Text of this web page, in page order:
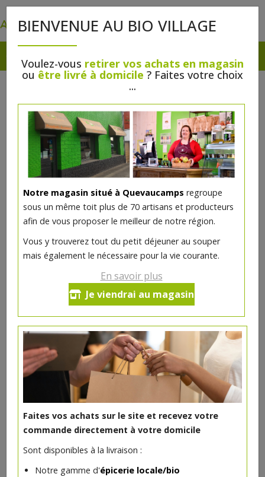
BIENVENUE AU BIO VILLAGE
Voulez-vous retirer vos achats en magasin
ou être livré à domicile ? Faites votre choix
...
Notre magasin situé à Quevaucamps regroupe
sous un même toit plus de 70 artisans et producteurs
afin de vous proposer le meilleur de notre région.
Vous y trouverez tout du petit déjeuner au souper
mais également le nécessaire pour la vie courante.
En savoir plus
Je viendrai au magasin
Faites vos achats sur le site et recevez votre
commande directement à votre domicile
Sont disponibles à la livraison :
Notre gamme d'épicerie locale/bio
Boudin blanc de Liège
- 1 pc +
9.44€
Réception le
vendredi 14/08 (09:00)
1 pc = ± 0.5 kg = ± 9.44 €
DANS LA MÊME CATÉGORIE ...